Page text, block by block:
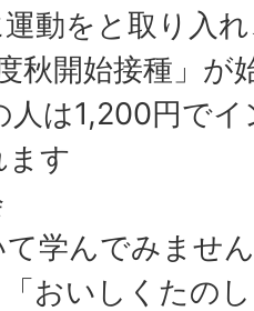
動をと取り入
秋開始接種」が
人は1,200円で
ます
学んでみませ
おいしくたの